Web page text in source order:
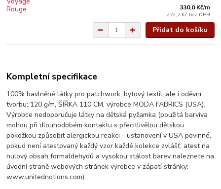
330,0 Kč/m
272,7 Kč bez DPH
Přidat do košíku
Kompletní specifikace
100% bavlněné látky pro patchwork, bytový textil, ale i oděvní
tvorbu; 120 g/m, ŠÍŘKA 110 CM, výrobce MODA FABRICS (USA).
Výrobce nedoporučuje látky na dětská pyžamka (použitá barviva
mohou při dlouhodobém kontaktu s přecitlivělou dětskou
pokožkou způsobit alergickou reakci - ustanovení v USA povinné,
pokud není atestovaný každý vzor každé kolekce zvlášť; atest na
nulový obsah formaldehydů a vysokou stálost barev naleznete na
úvodní straně webových stránek výrobce v zápatí stránky:
www.unitednotions.com).